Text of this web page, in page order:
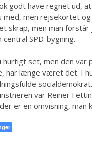
godt have regnet ud,
med, men rejsekortet
skrap, men man
SPD-bygning.
hurtigt set, men den var
har længe været det. I
var Reiner
er en omvisning, man